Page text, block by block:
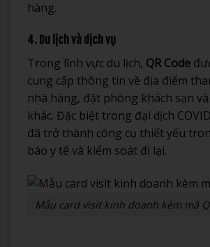
hàng.
4. Du lịch và dịch vụ
Trong lĩnh vực du lịch, QR Code
cung cấp thông tin về địa điểm
nhà hàng, đặt phòng khách sạn
khác. Đặc biệt trong đại dịch
đã trở thành công cụ thiết yếu
báo y tế và kiểm soát đi lại.
Mẫu card visit kinh doanh kèm mã